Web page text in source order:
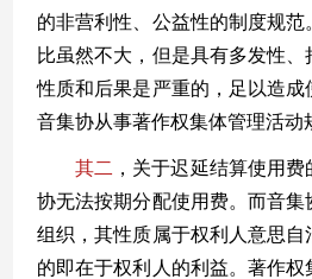
的非营利性、公益性的制度规
比虽然不大，但是具有多发性
性质和后果是严重的，足以造
音集协从事著作权集体管理活动
其二 ，关于迟延结算使用
协无法按期分配使用费。而音集
组织，其性质属于权利人意思自
的即在于权利人的利益。著作权